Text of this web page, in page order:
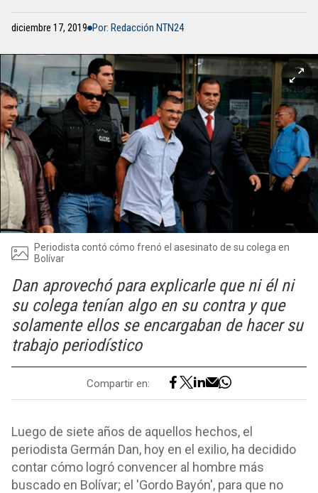
diciembre 17, 2019 Por: Redacción NTN24
Periodista contó cómo frenó el asesinato de su colega en
Bolívar
Dan aprovechó para explicarle que ni él ni
su colega tenían algo en su contra y que
solamente ellos se encargaban de hacer su
trabajo periodístico
Compartir en:
Luego de siete años de aquellos hechos, el
periodista Germán Dan, hoy en el exilio, ha decidido
contar cómo logró convencer al hombre más
buscado en Bolívar; el 'Gordo Bayón', para que no